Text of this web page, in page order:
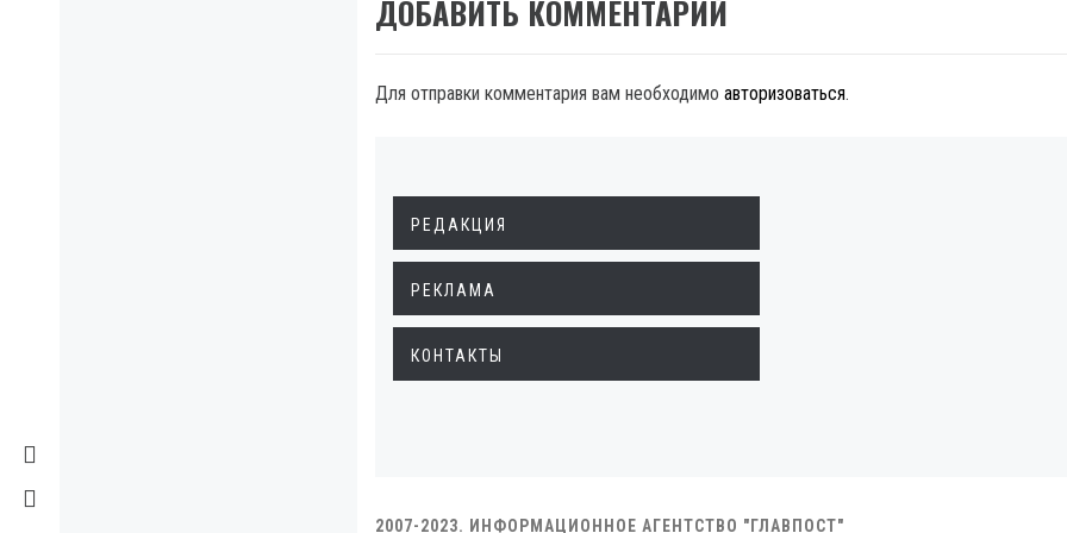
ДОБАВИТЬ КОММЕНТАРИЙ
Для отправки комментария вам необходимо авторизоваться.
РЕДАКЦИЯ
РЕКЛАМА
КОНТАКТЫ
2007-2023. ИНФОРМАЦИОННОЕ АГЕНТСТВО "ГЛАВПОСТ"